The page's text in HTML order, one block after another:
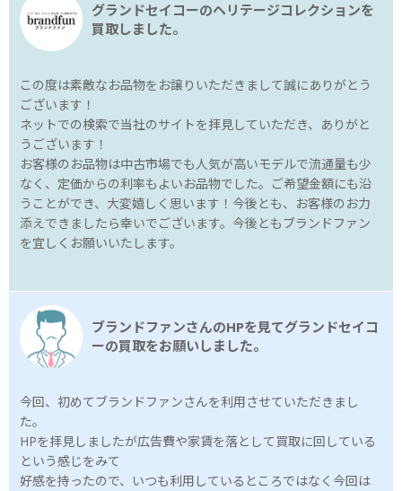
グランドセイコーのヘリテージコレクションを
買取しました。
この度は素敵なお品物をお譲りいただきまして誠にありがとう
ございます！
ネットでの検索で当社のサイトを拝見していただき、ありがと
うございます！
お客様のお品物は中古市場でも人気が高いモデルで流通量も少
なく、定価からの利率もよいお品物でした。ご希望金額にも沿
うことができ、大変嬉しく思います！今後とも、お客様のお力
添えできましたら幸いでございます。今後ともブランドファン
を宜しくお願いいたします。
ブランドファンさんのHPを見てグランドセイコ
ーの買取をお願いしました。
今回、初めてブランドファンさんを利用させていただきまし
た。
HPを拝見しましたが広告費や家賃を落として買取に回している
という感じをみて
好感を持ったので、いつも利用しているところではなく今回は